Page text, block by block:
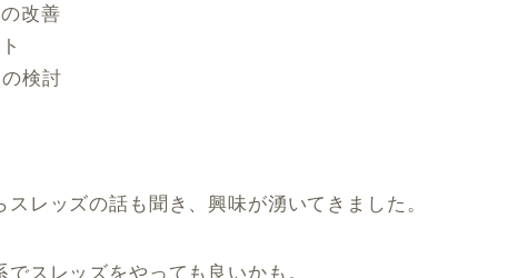
改善
検討
スレッズの話も聞き、興味が湧いてきました。
でスレッズをやっても良いかも。